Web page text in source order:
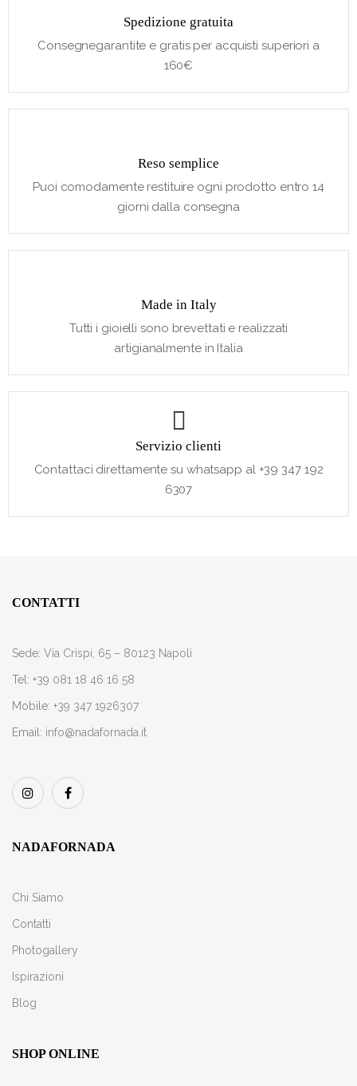
Spedizione gratuita
Consegnegarantite e gratis per acquisti superiori a
160€
Reso semplice
Puoi comodamente restituire ogni prodotto entro 14
giorni dalla consegna
Made in Italy
Tutti i gioielli sono brevettati e realizzati
artigianalmente in Italia
Servizio clienti
Contattaci direttamente su whatsapp al +39 347 192
6307
CONTATTI
Sede: Via Crispi, 65 – 80123 Napoli
Tel: +39 081 18 46 16 58
Mobile: +39 347 1926307
Email: info@nadafornada.it
NADAFORNADA
Chi Siamo
Contatti
Photogallery
Ispirazioni
Blog
SHOP ONLINE